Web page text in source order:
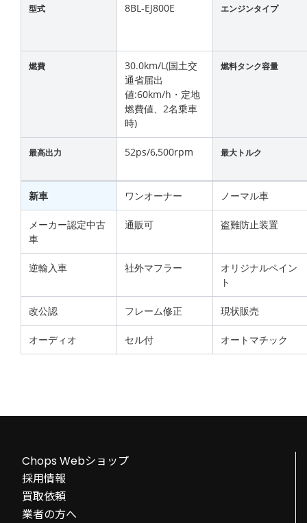
型式 8BL-EJ800E エンジンタイプ
燃費
30.0km/L(国土交
通省届出
値:60km/h・定地
燃費値、2名乗車
時)
燃料タンク容量
最高出力 52ps/6,500rpm 最大トルク
新車 ワンオーナー ノーマル車
メーカー認定中古
車
通販可 盗難防止装置
逆輸入車 社外マフラー
オリジナルペイン
ト
改公認 フレーム修正 現状販売
オーディオ セル付 オートマチック
Chops Webショップ
採用情報
買取依頼
業者の方へ